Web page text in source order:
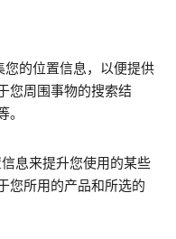
的位置信息，以便提供
您周围事物的搜索结
息来提升您使用的某些
您所用的产品和所选的